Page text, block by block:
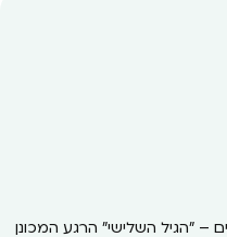
"הגיל השלישי" הרגע המכונן